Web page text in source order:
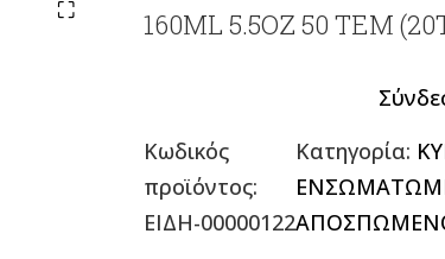
160ML 5.5OZ 50 TΕΜ
Κωδικός
προϊόντος:
ΕΙΔΗ-00000122
Κατηγορία: